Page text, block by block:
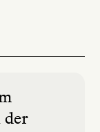
der